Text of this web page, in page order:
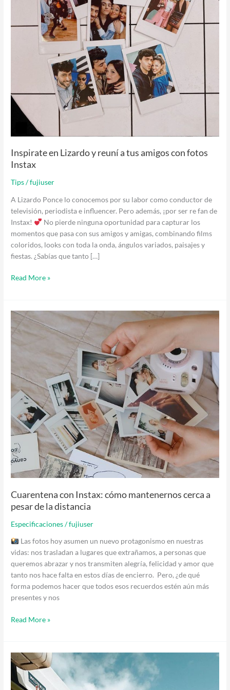
Inspirate en Lizardo y reuní a tus amigos con fotos
Instax
Tips/fujiuser
A Lizardo Ponce lo conocemos por su labor como conductor de
televisión, periodista e influencer. Pero además, ¡por ser re fan de
Instax!
No pierde ninguna oportunidad para capturar los
momentos que pasa con sus amigos y amigas, combinando films
coloridos, looks con toda la onda, ángulos variados, paisajes y
fiestas. ¿Sabías que tanto […]
Read More »
Cuarentena con Instax: cómo mantenernos cerca a
pesar de la distancia
Especificaciones/fujiuser
Las fotos hoy asumen un nuevo protagonismo en nuestras
vidas: nos trasladan a lugares que extrañamos, a personas que
queremos abrazar y nos transmiten alegría, felicidad y amor que
tanto nos hace falta en estos días de encierro. Pero, ¿de qué
forma podemos hacer que todos esos recuerdos estén aún más
presentes y nos
Cuarentena
con
Instax:
cerca
a
pesar
la
distancia
Read More »
¿Porqué
la
Intax